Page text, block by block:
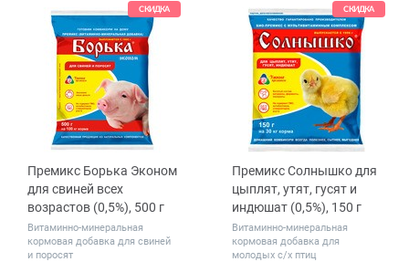
СКИДКА
Премикс Борька Эконом
для свиней всех
возрастов (0,5%), 500 г
Витаминно-минеральная
кормовая добавка для свиней
и поросят
СКИДКА
Премикс Солнышко для
цыплят, утят, гусят и
индюшат (0,5%), 150 г
Витаминно-минеральная
кормовая добавка для
молодых с/х птиц